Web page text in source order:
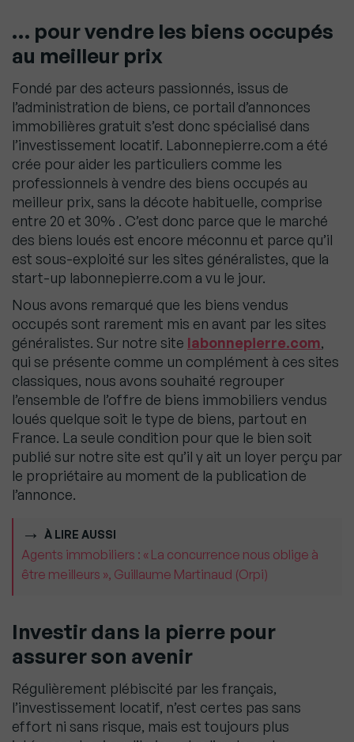
… pour vendre les biens occupés
au meilleur prix
Fondé par des acteurs passionnés, issus de
l’administration de biens, ce portail d’annonces
immobilières gratuit s’est donc spécialisé dans
l’investissement locatif. Labonnepierre.com a été
crée pour aider les particuliers comme les
professionnels à vendre des biens occupés au
meilleur prix, sans la décote habituelle, comprise
entre 20 et 30% . C’est donc parce que le marché
des biens loués est encore méconnu et parce qu’il
est sous-exploité sur les sites généralistes, que la
start-up labonnepierre.com a vu le jour.
Nous avons remarqué que les biens vendus
occupés sont rarement mis en avant par les sites
généralistes. Sur notre site labonnepierre.com,
qui se présente comme un complément à ces sites
classiques, nous avons souhaité regrouper
l’ensemble de l’offre de biens immobiliers vendus
loués quelque soit le type de biens, partout en
France. La seule condition pour que le bien soit
publié sur notre site est qu’il y ait un loyer perçu par
le propriétaire au moment de la publication de
l’annonce.
À LIRE AUSSI
Agents immobiliers : « La concurrence nous oblige à
être meilleurs », Guillaume Martinaud (Orpi)
Investir dans la pierre pour
assurer son avenir
Régulièrement plébiscité par les français,
l’investissement locatif, n’est certes pas sans
effort ni sans risque, mais est toujours plus